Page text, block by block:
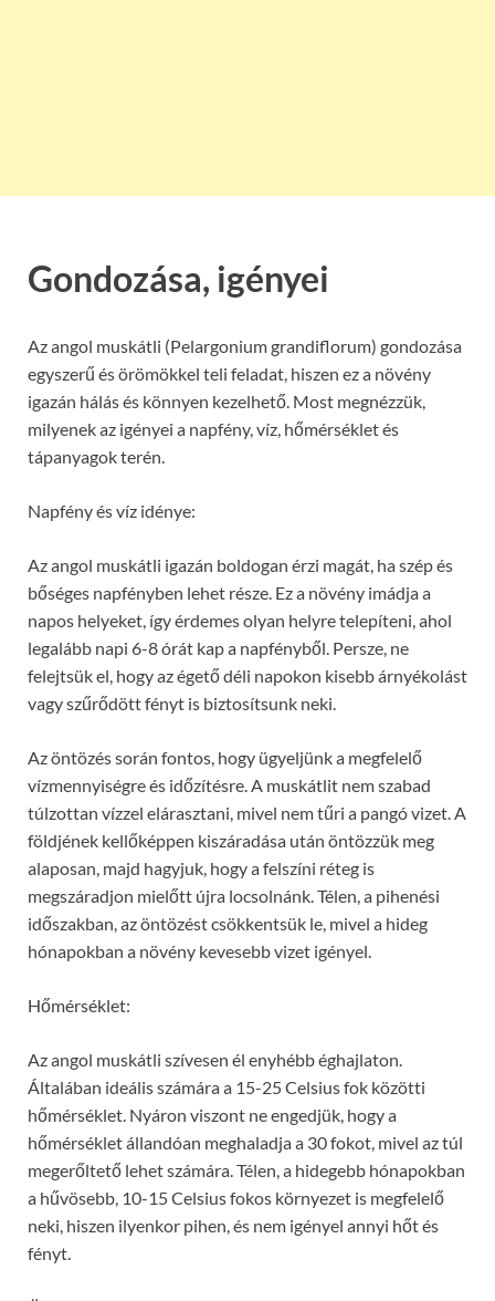
Gondozása, igényei
Az angol muskátli (Pelargonium grandiflorum) gondozása
egyszerű és örömökkel teli feladat, hiszen ez a növény
igazán hálás és könnyen kezelhető. Most megnézzük,
milyenek az igényei a napfény, víz, hőmérséklet és
tápanyagok terén.
Napfény és víz idénye:
Az angol muskátli igazán boldogan érzi magát, ha szép és
bőséges napfényben lehet része. Ez a növény imádja a
napos helyeket, így érdemes olyan helyre telepíteni, ahol
legalább napi 6-8 órát kap a napfényből. Persze, ne
felejtsük el, hogy az égető déli napokon kisebb árnyékolást
vagy szűrődött fényt is biztosítsunk neki.
Az öntözés során fontos, hogy ügyeljünk a megfelelő
vízmennyiségre és időzítésre. A muskátlit nem szabad
túlzottan vízzel elárasztani, mivel nem tűri a pangó vizet. A
földjének kellőképpen kiszáradása után öntözzük meg
alaposan, majd hagyjuk, hogy a felszíni réteg is
megszáradjon mielőtt újra locsolnánk. Télen, a pihenési
időszakban, az öntözést csökkentsük le, mivel a hideg
hónapokban a növény kevesebb vizet igényel.
Hőmérséklet:
Az angol muskátli szívesen él enyhébb éghajlaton.
Általában ideális számára a 15-25 Celsius fok közötti
hőmérséklet. Nyáron viszont ne engedjük, hogy a
hőmérséklet állandóan meghaladja a 30 fokot, mivel az túl
megerőltető lehet számára. Télen, a hidegebb hónapokban
a hűvösebb, 10-15 Celsius fokos környezet is megfelelő
neki, hiszen ilyenkor pihen, és nem igényel annyi hőt és
fényt.